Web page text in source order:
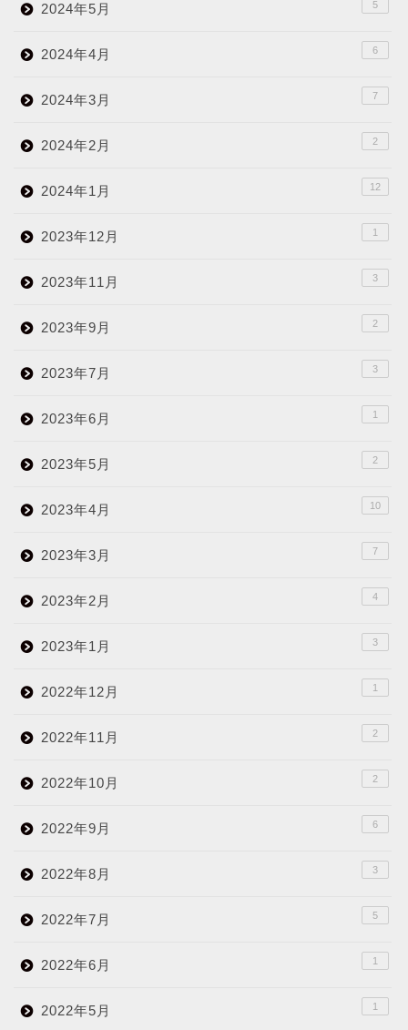
2024年5月 5
2024年4月 6
2024年3月 7
2024年2月 2
2024年1月 12
2023年12月 1
2023年11月 3
2023年9月 2
2023年7月 3
2023年6月 1
2023年5月 2
2023年4月 10
2023年3月 7
2023年2月 4
2023年1月 3
2022年12月 1
2022年11月 2
2022年10月 2
2022年9月 6
2022年8月 3
2022年7月 5
2022年6月 1
2022年5月 1